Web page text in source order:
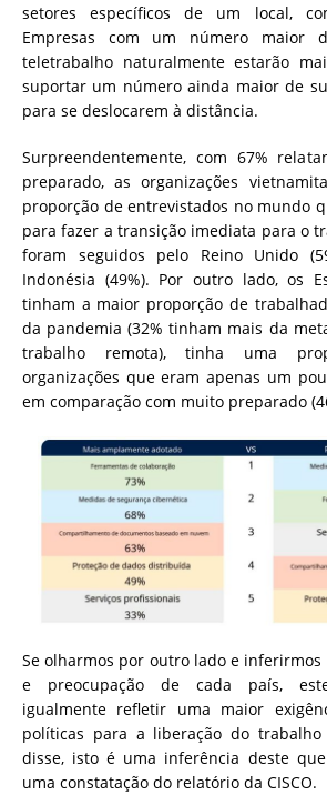
setores específicos de um local,
Empresas com um número maior
teletrabalho naturalmente estarão
suportar um número ainda maior de
para se deslocarem à distância.
Surpreendentemente, com 67%
preparado, as organizações
proporção de entrevistados no mundo
para fazer a transição imediata para o
foram seguidos pelo Reino Unido
Indonésia (49%). Por outro lado, os
tinham a maior proporção de
da pandemia (32% tinham mais da
trabalho remota), tinha uma
organizações que eram apenas um
em comparação com muito preparado
Se olharmos por outro lado e
e preocupação de cada país,
igualmente refletir uma maior
políticas para a liberação do trabalho
disse, isto é uma inferência deste
uma constatação do relatório da CISCO.